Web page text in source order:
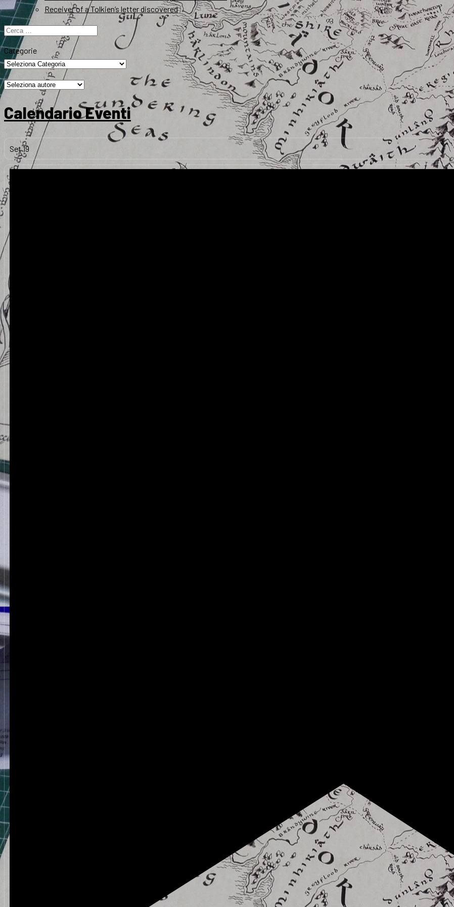
Receiver of a Tolkien’s letter discovered
Ricerca
per:
Categorie
Calendario Eventi
Set19